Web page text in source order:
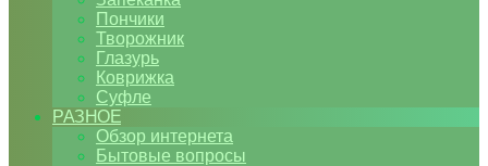
Пончики
Творожник
Глазурь
Коврижка
Суфле
РАЗНОЕ
Обзор интернета
Бытовые вопросы